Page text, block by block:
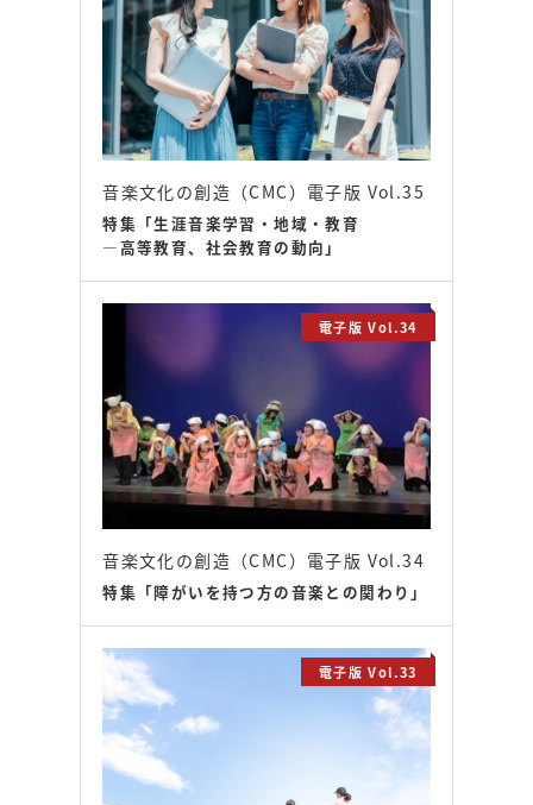
音楽文化の創造（CMC）電子版 Vol.35
特集「生涯音楽学習・地域・教育
―高等教育、社会教育の動向」
電子版 Vol.34
音楽文化の創造（CMC）電子版 Vol.34
特集「障がいを持つ方の音楽との関わり」
電子版 Vol.33